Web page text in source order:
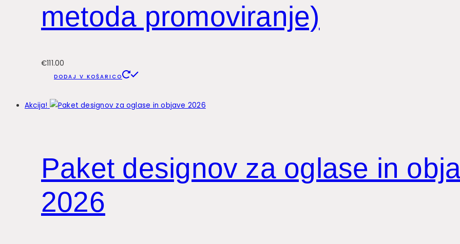
metoda promoviranje)
€111.00
DODAJ V KOŠARICO
Akcija!
Paket designov za oglase in
2026